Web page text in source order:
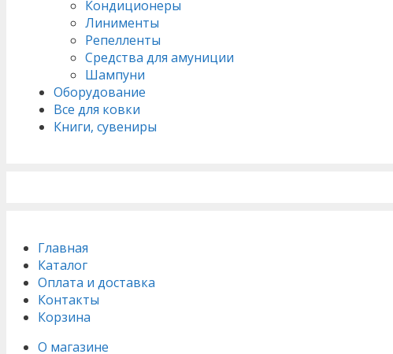
Кондиционеры
Линименты
Репелленты
Средства для амуниции
Шампуни
Оборудование
Все для ковки
Книги, сувениры
Главная
Каталог
Оплата и доставка
Контакты
Корзина
О магазине